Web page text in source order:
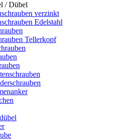
/ Dübel
verzinkt
Edelstahl
Tellerkopf